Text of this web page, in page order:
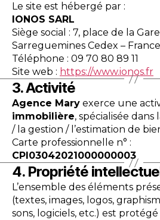
Le site est hébergé par :
IONOS SARL
Siège social : 7, place de la
Sarreguemines Cedex – France
Téléphone : 09 70 80 89 11
Site web : https://www.ionos.fr
3. Activité
Agence Mary exerce une
immobilière, spécialisée
/ la gestion / l’estimation de
Carte professionnelle n° :
CPI03042021000000003
4. Propriété
L’ensemble des éléments
(textes, images, logos,
sons, logiciels, etc.) est